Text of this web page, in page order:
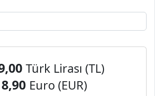
Türk Lirası (TL)
8,90 Euro (EUR)